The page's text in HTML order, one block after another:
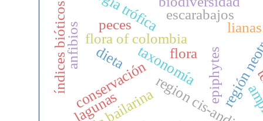
epiphytes
lianas
flora of colombia
region cis-andina
escarabajos
taxonomía
conservación
anfibios
índices bióticos peces
dieta
lagunas
flora